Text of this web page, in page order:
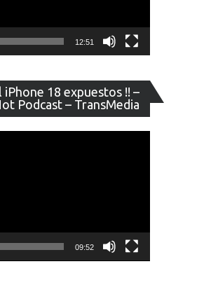
12:51
iPhone 18 expuestos !! –
Podcast – TransMedia
de
vídeo
09:52